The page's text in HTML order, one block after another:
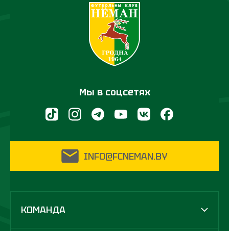
Мы в соцсетях
INFO@FCNEMAN.BY
КОМАНДА